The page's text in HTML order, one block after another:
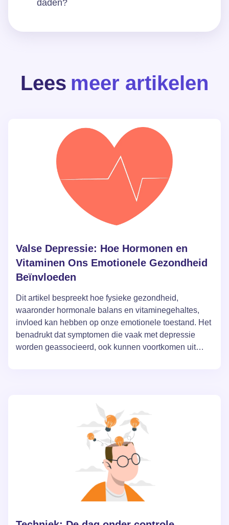
daden?
Lees meer artikelen
Valse Depressie: Hoe Hormonen en
Vitaminen Ons Emotionele Gezondheid
Beïnvloeden
Dit artikel bespreekt hoe fysieke gezondheid,
waaronder hormonale balans en vitaminegehaltes,
invloed kan hebben op onze emotionele toestand. Het
benadrukt dat symptomen die vaak met depressie
worden geassocieerd, ook kunnen voortkomen uit
aandoeningen, waarbij zowel psychologische als
fysiologische factoren in overweging worden